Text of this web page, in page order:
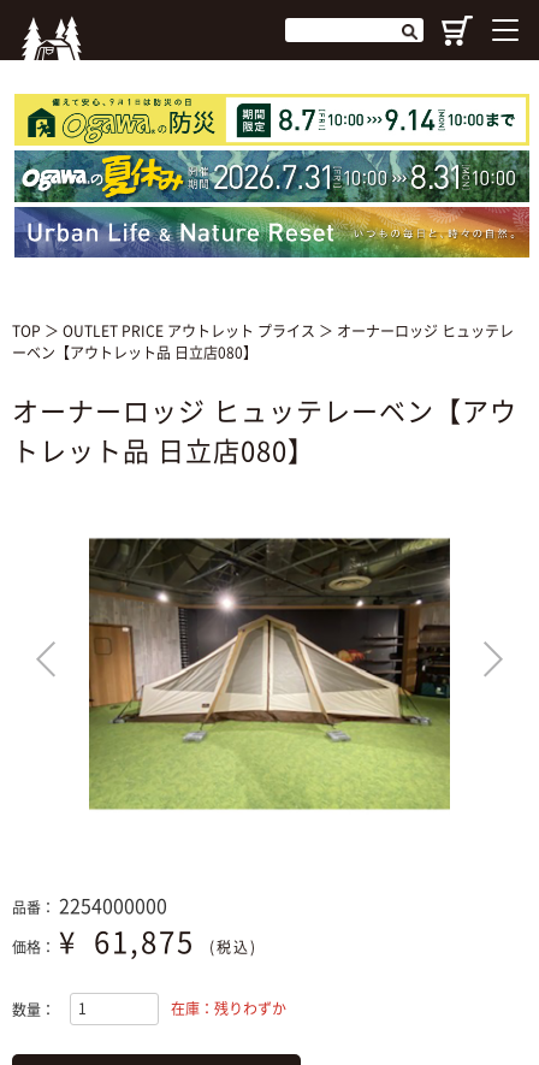
TOP ＞ OUTLET PRICE アウトレット プライス ＞ オーナーロッジ ヒュッテレ
ーベン【アウトレット品 日立店080】
オーナーロッジ ヒュッテレーベン【アウ
トレット品 日立店080】
>
品番： 2254000000
価格： ¥ 61,875 (税込)
数量： 在庫：残りわずか